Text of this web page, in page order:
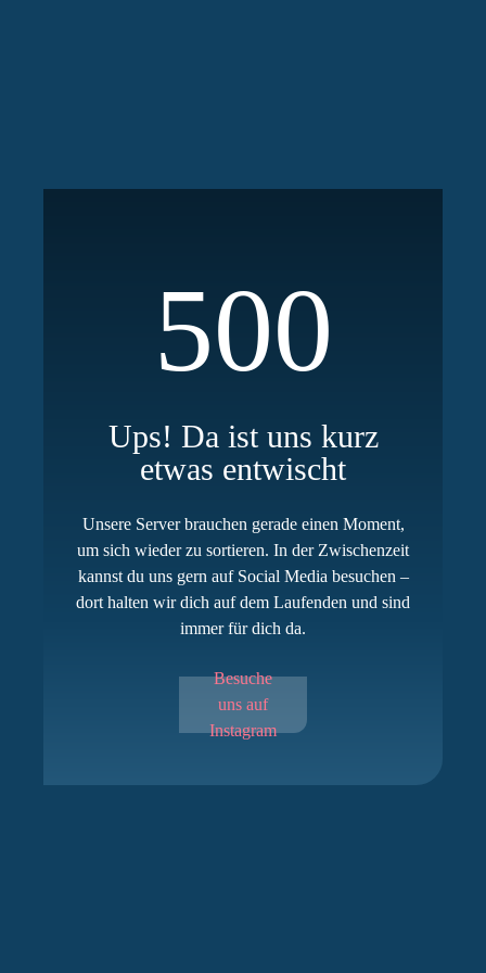
500
Ups! Da ist uns kurz
etwas entwischt
Unsere Server brauchen gerade einen Moment,
um sich wieder zu sortieren. In der Zwischenzeit
kannst du uns gern auf Social Media besuchen –
dort halten wir dich auf dem Laufenden und sind
immer für dich da.
Besuche
uns auf
Instagram